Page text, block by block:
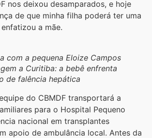
nos deixou desamparados, e hoje
de que minha filha poderá ter uma
a mãe.
com a pequena Eloize Campos
a Curitiba: a bebê enfrenta
de falência hepática
do CBMDF transportará a
para o Hospital Pequeno
nacional em transplantes
apoio de ambulância local. Antes da